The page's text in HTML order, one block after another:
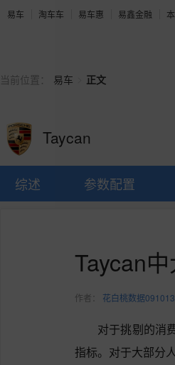
易车 淘车车 易车惠 易鑫金融
当前位置： 易车 正文
Taycan
综述 参数配置
Taycan
作者： 花白桃数据091013
对于挑剔的消
指标。对于大部分